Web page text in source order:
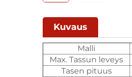
Kuvaus
Malli
Max. Tassun leveys
Tasen pituus